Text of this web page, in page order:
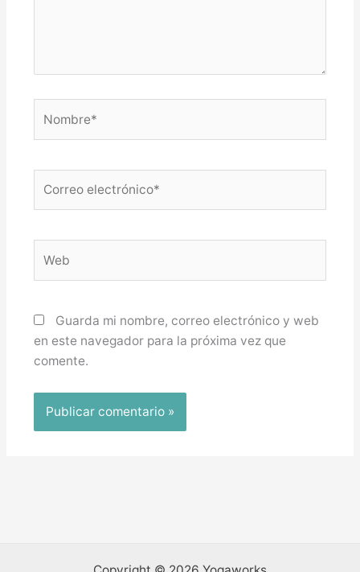
electrónico*
Guarda mi nombre, correo electrónico y web
en este navegador para la próxima vez que
comente.